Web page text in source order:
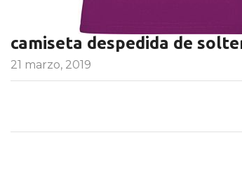
camiseta despedida de
21 marzo, 2019